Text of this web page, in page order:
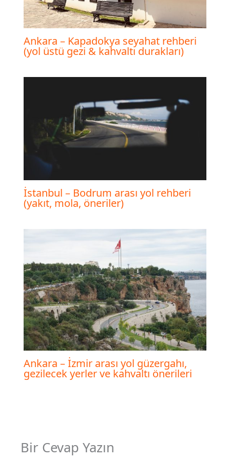
Ankara – Kapadokya seyahat rehberi
(yol üstü gezi & kahvaltı durakları)
İstanbul – Bodrum arası yol rehberi
(yakıt, mola, öneriler)
Ankara – İzmir arası yol güzergahı,
gezilecek yerler ve kahvaltı önerileri
Bir Cevap Yazın